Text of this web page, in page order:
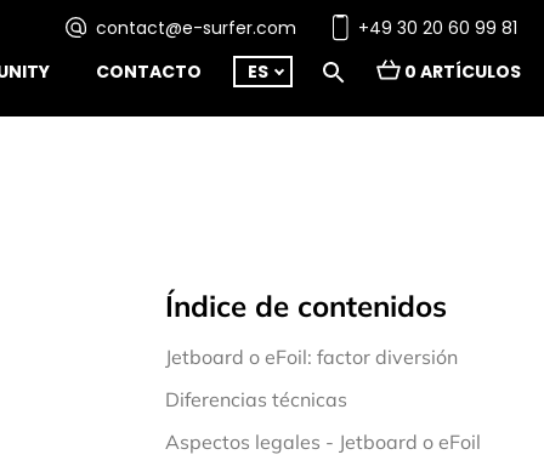
contact@e-surfer.com
+49 30 20 60 99 81
CONTACTO ES 0 ARTÍCULOS
Índice de contenidos
Jetboard o eFoil: factor diversión
Diferencias técnicas
Aspectos legales - Jetboard o eFoil